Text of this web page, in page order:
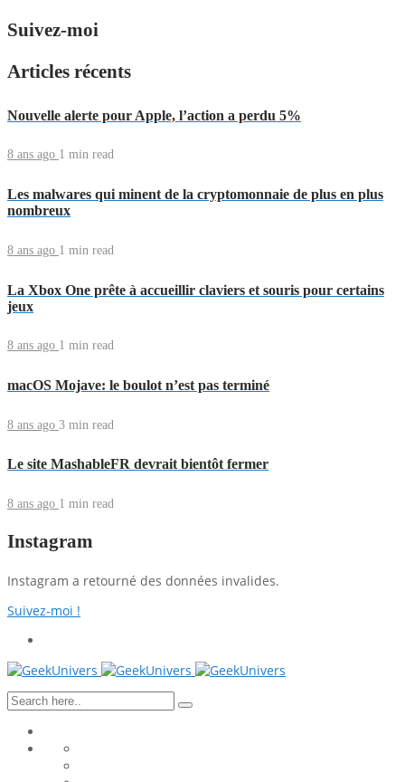
Suivez-moi
Articles récents
Nouvelle alerte pour Apple, l’action a perdu 5%
8 ans ago 1 min read
Les malwares qui minent de la cryptomonnaie de plus en plus
nombreux
8 ans ago 1 min read
La Xbox One prête à accueillir claviers et souris pour certains
jeux
8 ans ago 1 min read
macOS Mojave: le boulot n’est pas terminé
8 ans ago 3 min read
Le site MashableFR devrait bientôt fermer
8 ans ago 1 min read
Instagram
Instagram a retourné des données invalides.
Suivez-moi !